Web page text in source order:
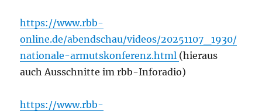
https://www.rbb-
online.de/abendschau/videos/20251107_1930/
nationale-armutskonferenz.html (hieraus
auch Ausschnitte im rbb-Inforadio)
https://www.rbb-